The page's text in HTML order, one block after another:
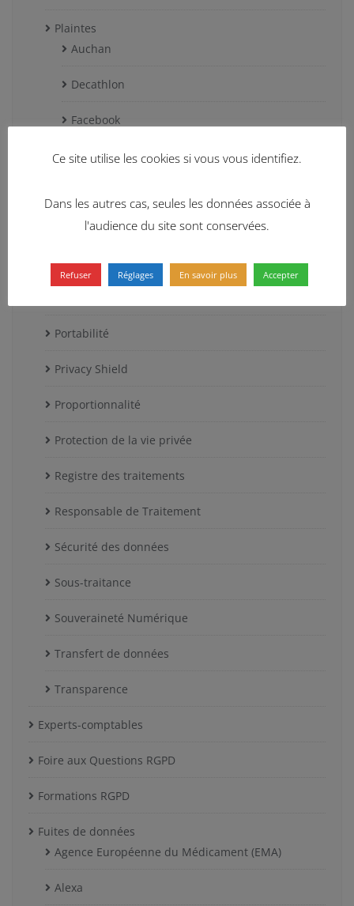
Plaintes
Auchan
Decathlon
Facebook
Free Mobile
Huffington Post
Leroy Merlin
Portabilité
Privacy Shield
Proportionnalité
Protection de la vie privée
Registre des traitements
Responsable de Traitement
Sécurité des données
Sous-traitance
Souveraineté Numérique
Transfert de données
Transparence
Experts-comptables
Foire aux Questions RGPD
Formations RGPD
Fuites de données
Agence Européenne du Médicament (EMA)
Alexa
Ce site utilise les cookies si vous vous identifiez.
Dans les autres cas, seules les données associée à
l'audience du site sont conservées.
Refuser Réglages En savoir plus Accepter